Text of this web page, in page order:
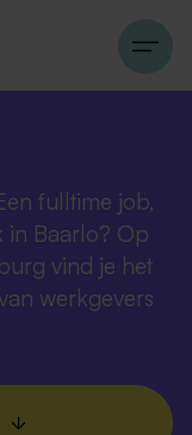
fulltime job,
in Baarlo? Op
vind je het
werkgevers